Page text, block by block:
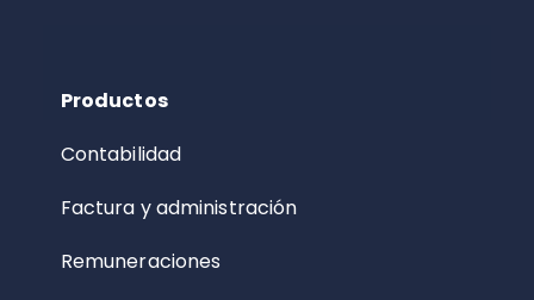
Productos
Contabilidad
Factura y administración
Remuneraciones